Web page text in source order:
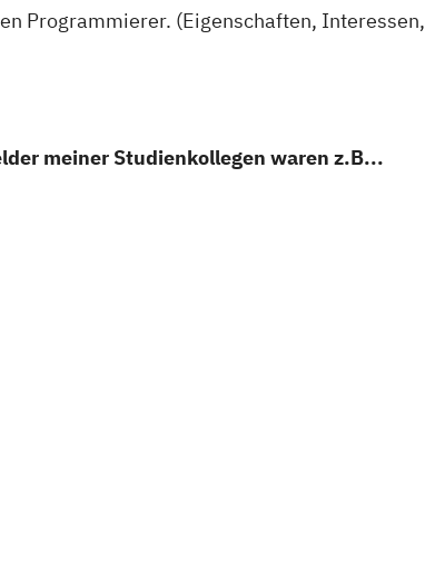
Programmierer. (Eigenschaften, Interessen,
meiner Studienkollegen waren z.B...